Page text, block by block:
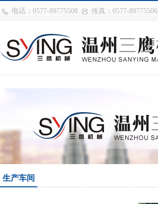
巴西vs摩洛哥
电话：0577-89775508 传真：0577-89775506
生产车间